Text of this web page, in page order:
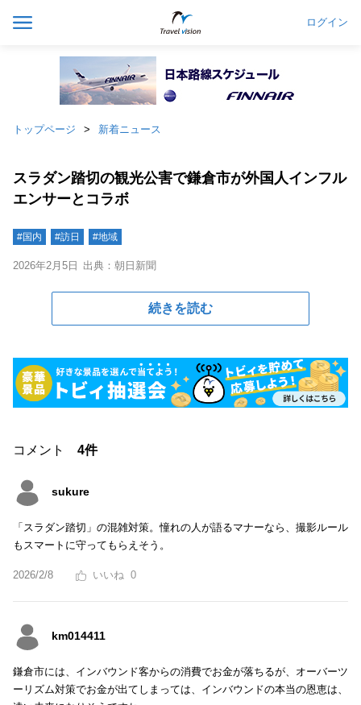
ログイン
トップページ 新着ニュース
スラダン踏切の観光公害で鎌倉市が外国人インフル
エンサーとコラボ
#国内 #訪日 #地域
2026年2月5日 出典：朝日新聞
続きを読む
コメント 4件
sukure
「スラダン踏切」の混雑対策。憧れの人が語るマナーなら、撮影ルール
もスマートに守ってもらえそう。
2026/2/8 0
km014411
鎌倉市には、インバウンド客からの消費でお金が落ちるが、オーバーツ
ーリズム対策でお金が出てしまっては、インバウンドの本当の恩恵は、